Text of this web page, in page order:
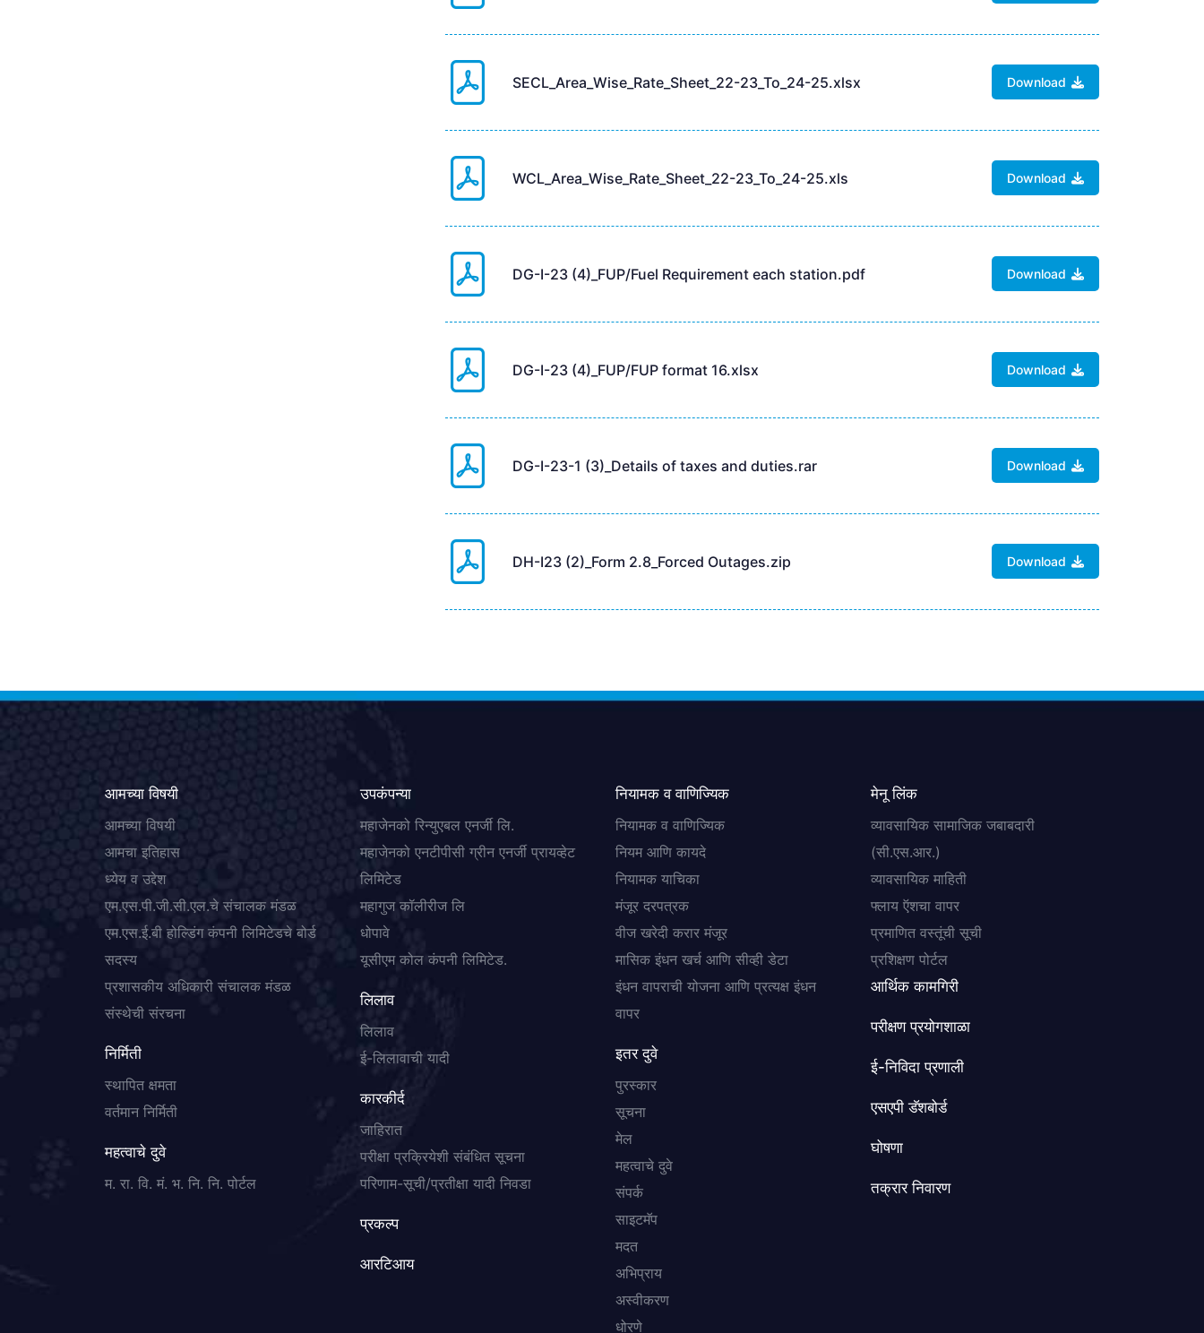
SECL_Area_Wise_Rate_Sheet_22-23_To_24-25.xlsx Download
WCL_Area_Wise_Rate_Sheet_22-23_To_24-25.xls Download
DG-I-23 (4)_FUP/Fuel Requirement each station.pdf Download
DG-I-23 (4)_FUP/FUP format 16.xlsx Download
DG-I-23-1 (3)_Details of taxes and duties.rar Download
DH-I23 (2)_Form 2.8_Forced Outages.zip Download
आमच्या विषयी
आमच्या विषयी
आमचा इतिहास
ध्येय व उद्देश
एम.एस.पी.जी.सी.एल.चे संचालक मंडळ
एम.एस.ई.बी होल्डिंग कंपनी लिमिटेडचे बोर्ड
सदस्य
प्रशासकीय अधिकारी संचालक मंडळ
संस्थेची संरचना
निर्मिती
स्थापित क्षमता
वर्तमान निर्मिती
महत्वाचे दुवे
म. रा. वि. मं. भ. नि. नि. पोर्टल
उपकंपन्या
महाजेनको रिन्युएबल एनर्जी लि.
महाजेनको एनटीपीसी ग्रीन एनर्जी प्रायव्हेट
लिमिटेड
महागुज कॉलीरीज लि
धोपावे
यूसीएम कोल कंपनी लिमिटेड.
लिलाव
लिलाव
ई-लिलावाची यादी
कारकीर्द
जाहिरात
परीक्षा प्रक्रियेशी संबंधित सूचना
परिणाम-सूची/प्रतीक्षा यादी निवडा
प्रकल्प
आरटिआय
नियामक व वाणिज्यिक
नियामक व वाणिज्यिक
नियम आणि कायदे
नियामक याचिका
मंजूर दरपत्रक
वीज खरेदी करार मंजूर
मासिक इंधन खर्च आणि सीव्ही डेटा
इंधन वापराची योजना आणि प्रत्यक्ष इंधन
वापर
इतर दुवे
पुरस्कार
सूचना
मेल
महत्वाचे दुवे
संपर्क
साइटमॅप
मदत
अभिप्राय
अस्वीकरण
धोरणे
मेनू लिंक
व्यावसायिक सामाजिक जबाबदारी
(सी.एस.आर.)
व्यावसायिक माहिती
फ्लाय ऍशचा वापर
प्रमाणित वस्तूंची सूची
प्रशिक्षण पोर्टल
आर्थिक कामगिरी
परीक्षण प्रयोगशाळा
ई-निविदा प्रणाली
एसएपी डॅशबोर्ड
घोषणा
तक्रार निवारण